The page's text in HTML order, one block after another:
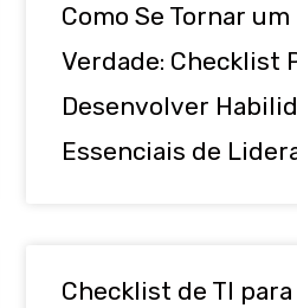
Como Se Tornar
Verdade: Checklist
Desenvolver
Essenciais de
Checklist de TI para